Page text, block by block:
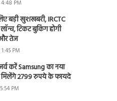
PM
बड़ी खुशखबरी, IRCTC
टिकट बुकिंग होगी
तेज
PM
करें Samsung का नया
2799 रुपये के फायदे
PM